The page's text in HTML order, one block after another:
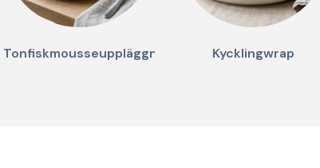
Tonfiskmousseuppläggning Kycklingwrap